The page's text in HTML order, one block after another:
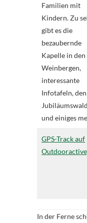
Familien mit
Kindern. Zu
gibt es die
bezaubernde
Kapelle in den
Weinbergen,
interessante
Infotafeln, den
Jubiläumswald
und einiges
GPS-Track auf
Outdooractive
In der Ferne